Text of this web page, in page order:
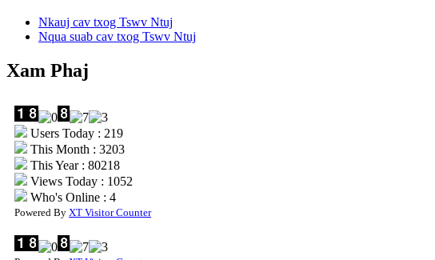
Nkauj cav txog Tswv Ntuj
Nqua suab cav txog Tswv Ntuj
Xam Phaj
Users Today : 219
This Month : 3203
This Year : 80218
Views Today : 1052
Who's Online : 4
Powered By XT Visitor Counter